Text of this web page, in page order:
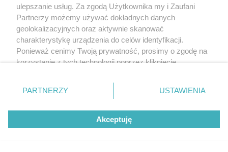
aminokwasu
Niektóre aminokwasy posiadają grupę iminową -
NH, wodorotlenową -OH, wodorosiarczkową -SH,
połączonych atomów węgla lub węgla i innych
pierwiastków zawierający wiązania
zdelokalizowane) lub pierścień heterocykliczny (z
co najmniej jednym atomem w pierścieniu innym
ulepszanie usług. Za zgodą Użytkownika my i Zaufani
Partnerzy możemy używać dokładnych danych
geolokalizacyjnych oraz aktywnie skanować
charakterystykę urządzenia do celów identyfikacji.
Ponieważ cenimy Twoją prywatność, prosimy o zgodę na
korzystanie z tych technologii poprzez kliknięcie
zmienić/wycofać klikając przycisk ustawień prywatności
znajdujący się w lewym dolnym rogu strony
rodzaje przetwarzania danych nie wymagają zgody
użytkownika, ale masz prawo sprzeciwić się takiemu
przetwarzaniu. Preferencje będą miały zastosowanie tylko
PARTNERZY USTAWIENIA
Akceptuję